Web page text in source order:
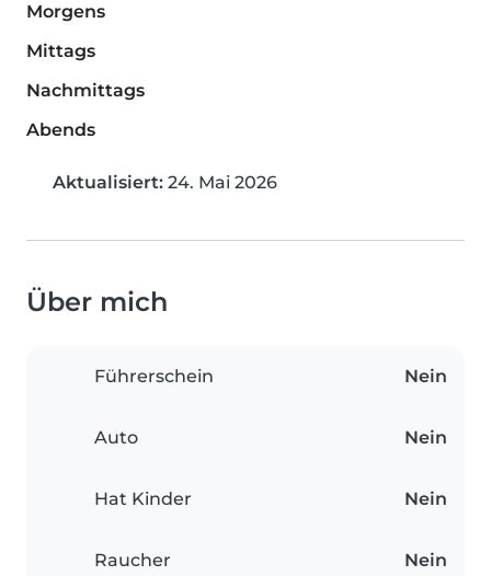
Morgens
Mittags
Nachmittags
Abends
Aktualisiert: 24. Mai 2026
Über mich
Führerschein Nein
Auto Nein
Hat Kinder Nein
Raucher Nein